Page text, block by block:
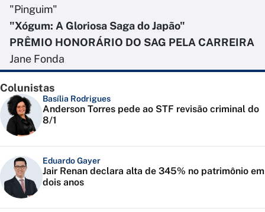
"Pinguim"
"Xógum: A Gloriosa Saga do Japão"
PRÊMIO HONORÁRIO DO SAG PELA CARREIRA
Jane Fonda
Colunistas
Basília Rodrigues
Anderson Torres pede ao STF revisão criminal do
8/1
Eduardo Gayer
Jair Renan declara alta de 345% no patrimônio em
dois anos